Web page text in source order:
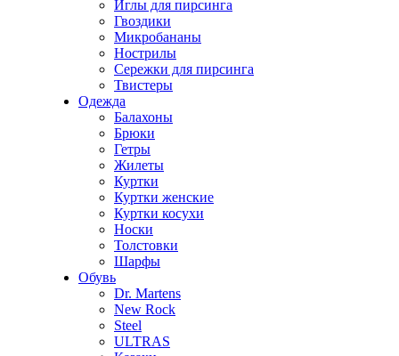
Иглы для пирсинга
Гвоздики
Микробананы
Нострилы
Сережки для пирсинга
Твистеры
Одежда
Балахоны
Брюки
Гетры
Жилеты
Куртки
Куртки женские
Куртки косухи
Носки
Толстовки
Шарфы
Обувь
Dr. Martens
New Rock
Steel
ULTRAS